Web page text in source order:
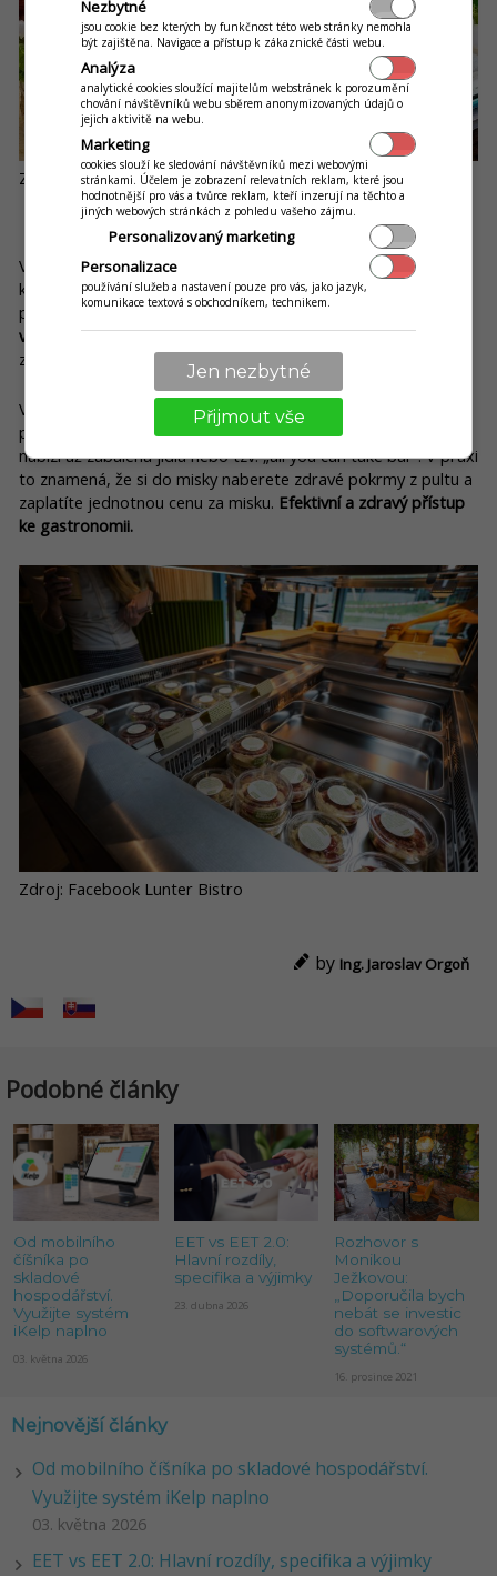
Zdroj: Facebook Vegan Kiosk
Lunter Bistro
Všechno to začalo v roce 1980 nenápadně v rodinném domě,
kdy Ján Lunter svoji firmu pojmenoval Alfa Bio. Dnes ji známe
pod (veřejnosti známějším) jménem Lunter.
výrobce rostlinných produktůse chtěl dostat blíže k
zákazníkům a otevřel v Banské Bystrici první restauraci.
V Bratislavě najdete i nejnovější koncept zdravého bistra
přímo pod okny byznys centra Twin City. „Take away“ bistro
nabízí už zabalená jídla nebo tzv. „all you can take bar“. V praxi
to znamená, že si do misky naberete zdravé pokrmy z pultu a
zaplatíte jednotnou cenu za misku. Efektivní a zdravý přístup
ke gastronomii.
Zdroj: Facebook Lunter Bistro
by Ing. Jaroslav Orgoň
Podobné články
Od mobilního
číšníka po
skladové
hospodářství.
Využijte systém
iKelp naplno
03. května 2026
EET vs EET 2.0:
Hlavní rozdíly,
specifika a výjimky
23. dubna 2026
Rozhovor s
Monikou
Ježkovou:
„Doporučila bych
nebát se investic
do softwarových
systémů.“
16. prosince 2021
Nejnovější články
Od mobilního číšníka po skladové hospodářství.
Využijte systém iKelp naplno
03. května 2026
EET vs EET 2.0: Hlavní rozdíly, specifika a výjimky
Nezbytné
jsou cookie bez kterých by funkčnost této web stránky nemohla
být zajištěna. Navigace a přístup k zákaznické části webu.
Analýza
analytické cookies sloužící majitelům webstránek k porozumění
chování návštěvníků webu sběrem anonymizovaných údajů o
jejich aktivitě na webu.
Marketing
cookies slouží ke sledování návštěvníků mezi webovými
stránkami. Účelem je zobrazení relevatních reklam, které jsou
hodnotnější pro vás a tvůrce reklam, kteří inzerují na těchto a
jiných webových stránkách z pohledu vašeho zájmu.
Personalizovaný marketing
Personalizace
používání služeb a nastavení pouze pro vás, jako jazyk,
komunikace textová s obchodníkem, technikem.
Jen nezbytné
Přijmout vše